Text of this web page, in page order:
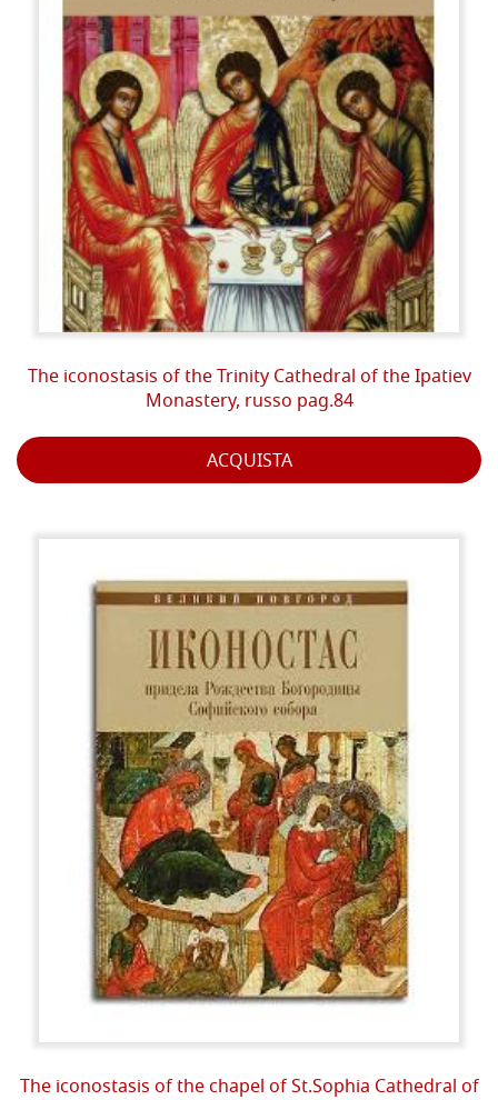
The iconostasis of the Trinity Cathedral of the Ipatiev
Monastery, russo pag.84
ACQUISTA
The iconostasis of the chapel of St.Sophia Cathedral of